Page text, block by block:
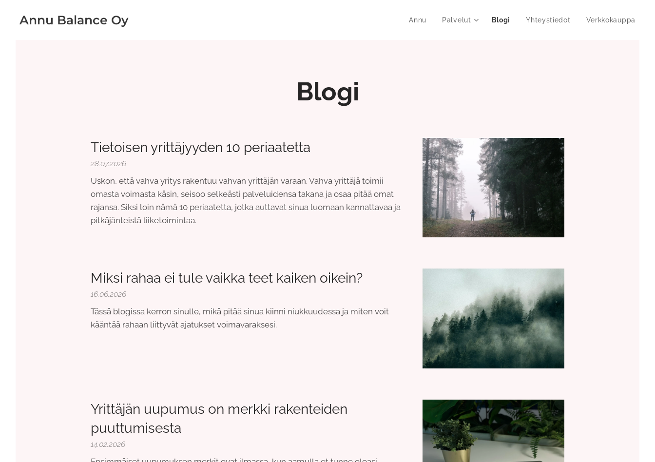
Annu Balance Oy Annu Palvelut Blogi Yhteystiedot Verkkokauppa
Blogi
Tietoisen yrittäjyyden 10 periaatetta
28.07.2026
Uskon, että vahva yritys rakentuu vahvan yrittäjän varaan. Vahva yrittäjä toimii
omasta voimasta käsin, seisoo selkeästi palveluidensa takana ja osaa pitää omat
rajansa. Siksi loin nämä 10 periaatetta, jotka auttavat sinua luomaan kannattavaa ja
pitkäjänteistä liiketoimintaa.
Miksi rahaa ei tule vaikka teet kaiken oikein?
16.06.2026
Tässä blogissa kerron sinulle, mikä pitää sinua kiinni niukkuudessa ja miten voit
kääntää rahaan liittyvät ajatukset voimavaraksesi.
Yrittäjän uupumus on merkki rakenteiden
puuttumisesta
14.02.2026